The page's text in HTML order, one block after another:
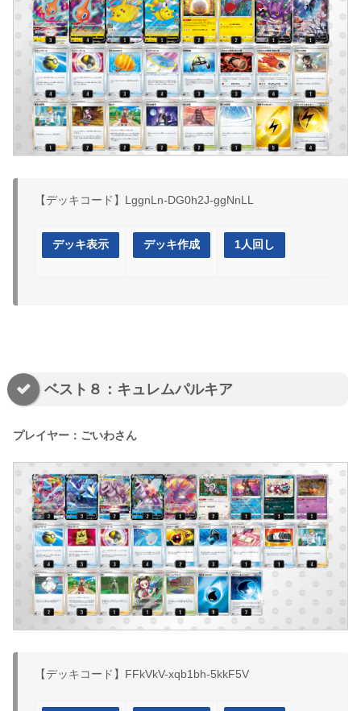
【デッキコード】LggnLn-DG0h2J-ggNnLL
デッキ表示 デッキ作成 1人回し
ベスト８：キュレムパルキア
プレイヤー：ごいわさん
【デッキコード】FFkVkV-xqb1bh-5kkF5V